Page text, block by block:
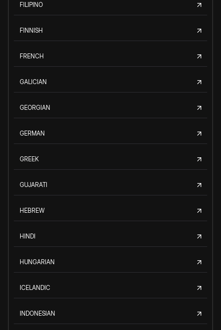
FILIPINO
FINNISH
FRENCH
GALICIAN
GEORGIAN
GERMAN
GREEK
GUJARATI
HEBREW
HINDI
HUNGARIAN
ICELANDIC
INDONESIAN